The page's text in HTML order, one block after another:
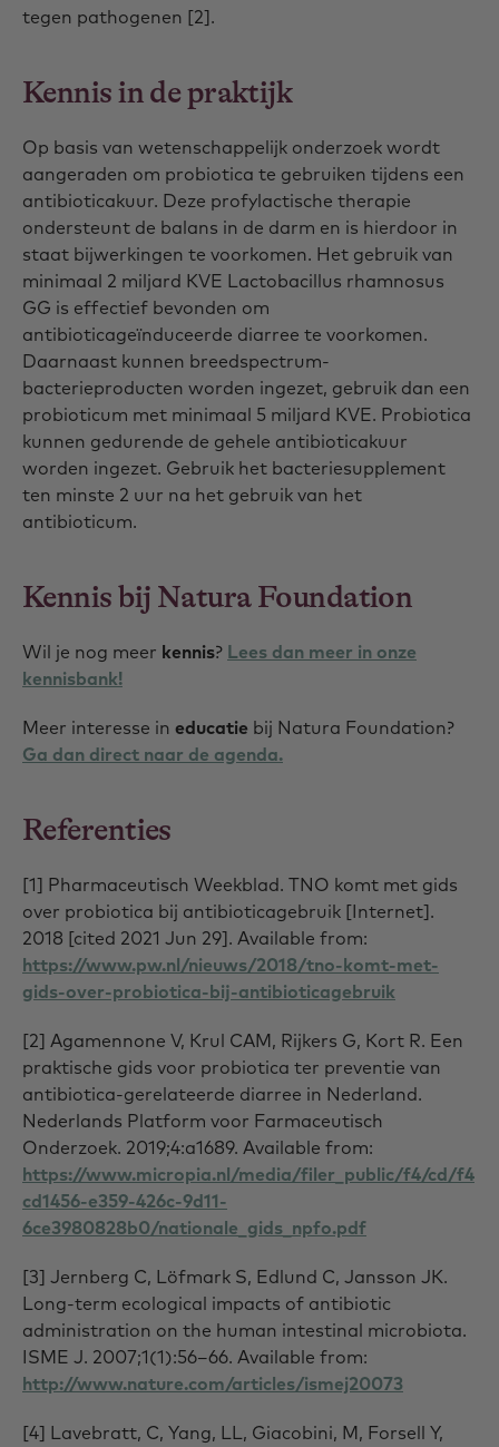
tegen pathogenen [2].
Kennis in de praktijk
Op basis van wetenschappelijk onderzoek wordt
aangeraden om probiotica te gebruiken tijdens een
antibioticakuur. Deze profylactische therapie
ondersteunt de balans in de darm en is hierdoor in
staat bijwerkingen te voorkomen. Het gebruik van
minimaal 2 miljard KVE Lactobacillus rhamnosus
GG is effectief bevonden om
antibioticageïnduceerde diarree te voorkomen.
Daarnaast kunnen breedspectrum-
bacterieproducten worden ingezet, gebruik dan een
probioticum met minimaal 5 miljard KVE. Probiotica
kunnen gedurende de gehele antibioticakuur
worden ingezet. Gebruik het bacteriesupplement
ten minste 2 uur na het gebruik van het
antibioticum.
Kennis bij Natura Foundation
Wil je nog meer kennis? Lees dan meer in onze
kennisbank!
Meer interesse in educatie bij Natura Foundation?
Ga dan direct naar de agenda.
Referenties
[1] Pharmaceutisch Weekblad. TNO komt met gids
over probiotica bij antibioticagebruik [Internet].
2018 [cited 2021 Jun 29]. Available from:
https://www.pw.nl/nieuws/2018/tno-komt-met-
gids-over-probiotica-bij-antibioticagebruik
[2] Agamennone V, Krul CAM, Rijkers G, Kort R. Een
praktische gids voor probiotica ter preventie van
antibiotica-gerelateerde diarree in Nederland.
Nederlands Platform voor Farmaceutisch
Onderzoek. 2019;4:a1689. Available from:
https://www.micropia.nl/media/filer_public/f4/cd/f4
cd1456-e359-426c-9d11-
6ce3980828b0/nationale_gids_npfo.pdf
[3] Jernberg C, Löfmark S, Edlund C, Jansson JK.
Long-term ecological impacts of antibiotic
administration on the human intestinal microbiota.
ISME J. 2007;1(1):56–66. Available from:
http://www.nature.com/articles/ismej20073
[4] Lavebratt, C, Yang, LL, Giacobini, M, Forsell Y,